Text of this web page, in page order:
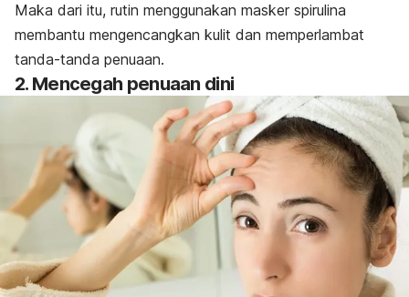
Maka dari itu, rutin menggunakan masker spirulina
membantu mengencangkan kulit dan memperlambat
tanda-tanda penuaan.
2. Mencegah penuaan dini